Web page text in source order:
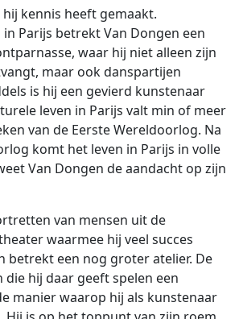
kennis heeft gemaakt.
Parijs betrekt Van Dongen een
waar hij niet alleen zijn
maar ook danspartijen
is hij een gevierd kunstenaar
leven in Parijs valt min of meer
van de Eerste Wereldoorlog. Na
komt het leven in Parijs in volle
Van Dongen de aandacht op zijn
van mensen uit de
waarmee hij veel succes
betrekt een nog groter atelier. De
hij daar geeft spelen een
manier waarop hij als kunstenaar